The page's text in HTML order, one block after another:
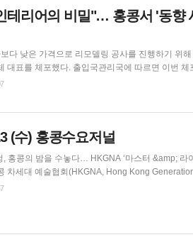
테리어의 비밀"… 홍콩서 '동향
다 낮은 가격으로 리모델링 공사를 진행하기 위
타이포의 마을 주택 2곳과 콰이충의 산업 단지를 급습
국은 작전 도구, 장갑 및 관련 서류들도 함께 압수
(수) 홍콩수요저널
수놓다… HKGNA ‘마스터 &amp; 라이징 스타’ 성황 한국예술종합학교
World Star Series: Masters &amp; Rising